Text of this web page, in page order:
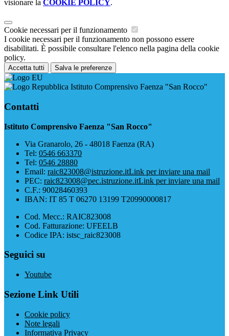
visionare la COOKIE POLICY.
Cookie necessari per il funzionamento
I cookie necessari per il funzionamento non possono essere
disabilitati. È possibile consultare l'elenco nella pagina della cookie
policy.
Accetta tutti Salva le preferenze
Istituto Comprensivo Faenza "San Rocco"
Contatti
Istituto Comprensivo Faenza "San Rocco"
Via Granarolo, 26 - 48018 Faenza (RA)
Tel: 0546 663370
Tel: 0546 28880
Email: raic823008@istruzione.itLink per inviare una mail
PEC: raic823008@pec.istruzione.itLink per inviare una mail
C.F.: 90028460393
IBAN: IT 85 T 06270 13199 T20990000817
Cod. Mecc.: RAIC823008
Cod. Fatturazione: UFEELB
Codice IPA: istsc_raic823008
Seguici su
Youtube
Sezione Link Utili
Cookie policy
Note legali
Informativa Privacy